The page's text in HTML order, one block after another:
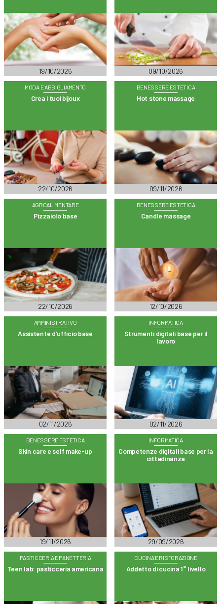
19/10/2026 09/10/2026
MODA E ABBIGLIAMENTO
Crea i tuoi bijoux
22/10/2026
BENESSERE ESTETICA
Hot stone massage
09/11/2026
AGROALIMENTARE
Pizzaiolo base
22/10/2026
BENESSERE ESTETICA
Candle massage
12/10/2026
AMMINISTRATIVO
Assistente d’ufficio base
02/11/2026
INFORMATICA
Strumenti digitali base per il
lavoro
02/11/2026
BENESSERE ESTETICA
Skin care e self make-up
19/11/2026
INFORMATICA
Competenze digitali base per la
cittadinanza
29/09/2026
PASTICCERIA E PANETTERIA
Teen lab: pasticceria americana
CUCINA E RISTORAZIONE
Addetto di cucina 1° livello